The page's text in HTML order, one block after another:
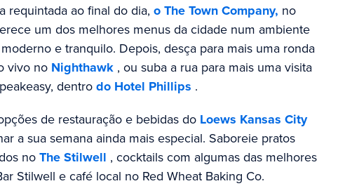
requintada ao final do dia, o The Town Company, no
um dos melhores menus da cidade num ambiente
e tranquilo. Depois, desça para mais uma ronda
vivo no Nighthawk , ou suba a rua para mais uma visita
dentrodo Hotel Phillips .
de restauração e bebidas do Loews Kansas City
a sua semana ainda mais especial. Saboreie pratos
noThe Stilwell , cocktails com algumas das melhores
Stilwell e café local no Red Wheat Baking Co.